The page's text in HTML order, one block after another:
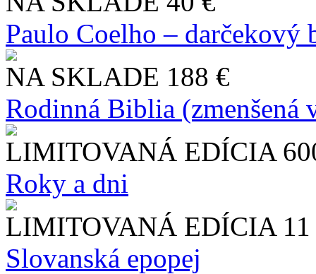
Paulo Coelho – darčekový
NA SKLADE 188 €
Rodinná Biblia (zmenšená
LIMITOVANÁ EDÍCIA
Roky a dni
LIMITOVANÁ EDÍCIA
Slo​vanská epopej